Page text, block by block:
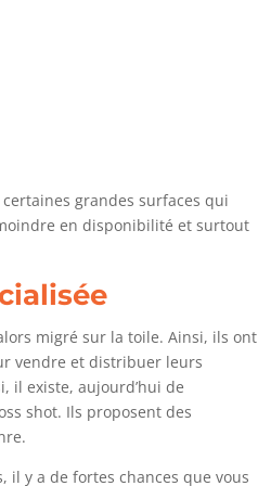
grandes surfaces qui
en disponibilité et surtout
migré sur la toile. Ainsi, ils ont
vendre et distribuer leurs
il existe, aujourd’hui de
shot. Ils proposent des
il y a de fortes chances que vous